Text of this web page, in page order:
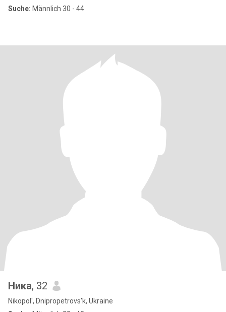
Suche: Männlich 30 - 44
Ника, 32
Nikopol', Dnipropetrovs'k, Ukraine